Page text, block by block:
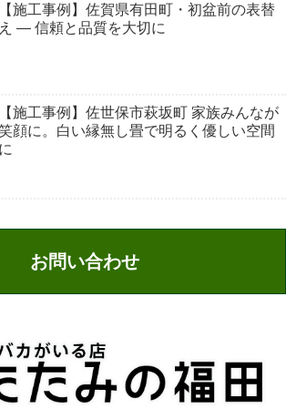
【施工事例】佐賀県有田町・初盆前の表替
え ― 信頼と品質を大切に
【施工事例】佐世保市萩坂町 家族みんなが
顔に。白い縁無し畳で明るく優しい空間
に
お問い合わせ